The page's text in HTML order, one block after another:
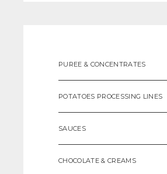
PUREE & CONCENTRATES
POTATOES PROCESSING LINES
SAUCES
CHOCOLATE & CREAMS